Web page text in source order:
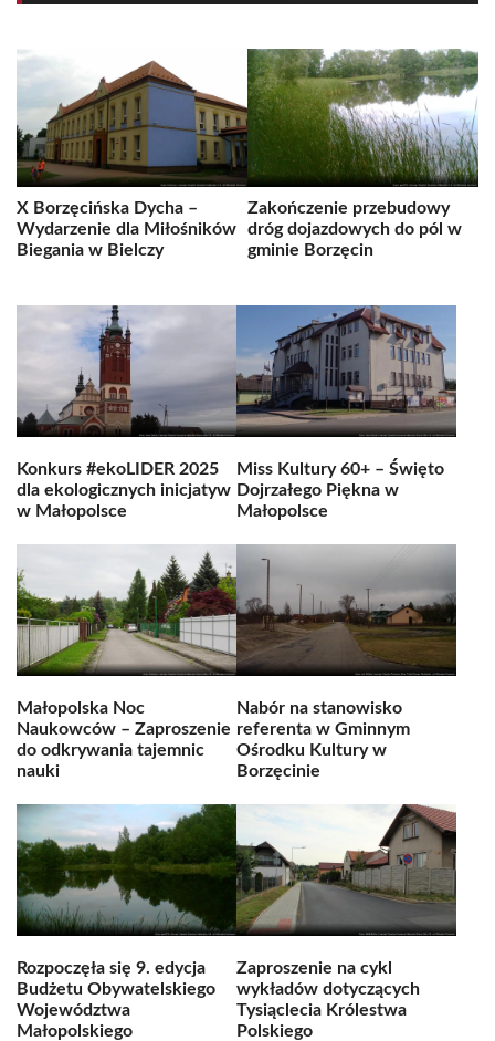
X Borzęcińska Dycha –
Wydarzenie dla Miłośników
Biegania w Bielczy
Zakończenie przebudowy
dróg dojazdowych do pól w
gminie Borzęcin
Konkurs #ekoLIDER 2025
dla ekologicznych inicjatyw
w Małopolsce
Miss Kultury 60+ – Święto
Dojrzałego Piękna w
Małopolsce
Małopolska Noc
Naukowców – Zaproszenie
do odkrywania tajemnic
nauki
Nabór na stanowisko
referenta w Gminnym
Ośrodku Kultury w
Borzęcinie
Rozpoczęła się 9. edycja
Budżetu Obywatelskiego
Województwa
Małopolskiego
Zaproszenie na cykl
wykładów dotyczących
Tysiąclecia Królestwa
Polskiego